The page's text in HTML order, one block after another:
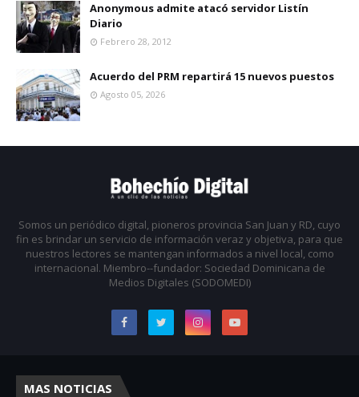
Anonymous admite atacó servidor Listín
Diario
Febrero 28, 2012
Acuerdo del PRM repartirá 15 nuevos puestos
Agosto 05, 2026
Somos un periódico digital, pioneros provincia San Juan y RD, cuyo
fin es brindar un servicio de información veraz y objetiva, para que
nuestros lectores se mantengan informados a nivel local, como
internacional. Miembro--fundador: Sociedad Dominicana de
Medios Digitales (SODOMEDI)
MAS NOTICIAS